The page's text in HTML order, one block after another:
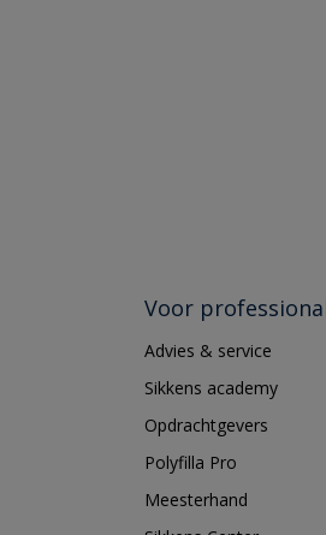
Voor
Advies & service
Sikkens academy
Opdrachtgevers
Polyfilla Pro
Meesterhand